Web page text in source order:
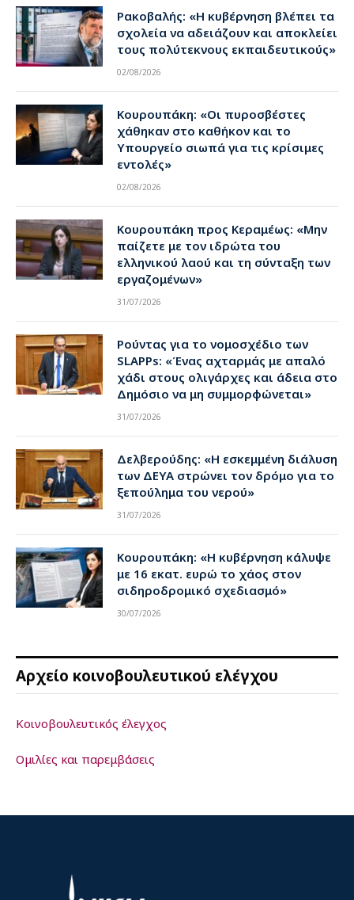
Ρακοβαλής: «Η κυβέρνηση βλέπει τα
σχολεία να αδειάζουν και αποκλείει
τους πολύτεκνους εκπαιδευτικούς»
02/08/2026
Κουρουπάκη: «Οι πυροσβέστες
χάθηκαν στο καθήκον και το
Υπουργείο σιωπά για τις κρίσιμες
εντολές»
02/08/2026
Κουρουπάκη προς Κεραμέως: «Μην
παίζετε με τον ιδρώτα του
ελληνικού λαού και τη σύνταξη των
εργαζομένων»
31/07/2026
Ρούντας για το νομοσχέδιο των
SLAPPs: «Ένας αχταρμάς με απαλό
χάδι στους ολιγάρχες και άδεια στο
Δημόσιο να μη συμμορφώνεται»
31/07/2026
Δελβερούδης: «Η εσκεμμένη διάλυση
των ΔΕΥΑ στρώνει τον δρόμο για το
ξεπούλημα του νερού»
31/07/2026
Κουρουπάκη: «Η κυβέρνηση κάλυψε
με 16 εκατ. ευρώ το χάος στον
σιδηροδρομικό σχεδιασμό»
30/07/2026
Αρχείο κοινοβουλευτικού ελέγχου
Κοινοβουλευτικός έλεγχος
Ομιλίες και παρεμβάσεις